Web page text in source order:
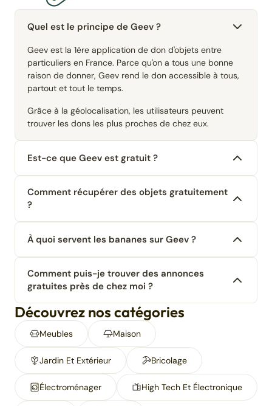
Quel est le principe de Geev ?
Geev est la 1ère application de don d'objets entre
particuliers en France. Parce qu'on a tous une bonne
raison de donner, Geev rend le don accessible à tous,
partout et tout le temps.
Grâce à la géolocalisation, les utilisateurs peuvent
trouver les dons les plus proches de chez eux.
Est-ce que Geev est gratuit ?
Comment récupérer des objets gratuitement
?
À quoi servent les bananes sur Geev ?
Comment puis-je trouver des annonces
gratuites près de chez moi ?
Découvrez nos catégories
Meubles Maison
Jardin Et Extérieur Bricolage
Électroménager High Tech Et Électronique